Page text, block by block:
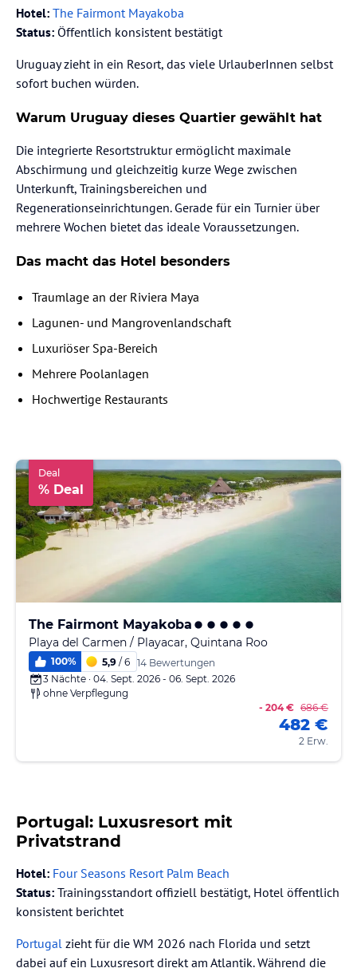
Hotel: The Fairmont Mayakoba
Status: Öffentlich konsistent bestätigt
Uruguay zieht in ein Resort, das viele UrlauberInnen selbst
sofort buchen würden.
Warum Uruguay dieses Quartier gewählt hat
Die integrierte Resortstruktur ermöglicht maximale
Abschirmung und gleichzeitig kurze Wege zwischen
Unterkunft, Trainingsbereichen und
Regenerationseinrichtungen. Gerade für ein Turnier über
mehrere Wochen bietet das ideale Voraussetzungen.
Das macht das Hotel besonders
Traumlage an der Riviera Maya
Lagunen- und Mangrovenlandschaft
Luxuriöser Spa-Bereich
Mehrere Poolanlagen
Hochwertige Restaurants
Deal
% Deal
The Fairmont Mayakoba
Playa del Carmen / Playacar, Quintana Roo
100% 5,9 / 6 14 Bewertungen
3 Nächte · 04. Sept. 2026 - 06. Sept. 2026
ohne Verpflegung
- 204 € 686 €
482 €
2 Erw.
Portugal: Luxusresort mit
Privatstrand
Hotel: Four Seasons Resort Palm Beach
Status: Trainingsstandort offiziell bestätigt, Hotel öffentlich
konsistent berichtet
Portugal zieht für die WM 2026 nach Florida und setzt
dabei auf ein Luxusresort direkt am Atlantik. Während die